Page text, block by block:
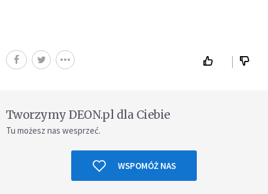
Tworzymy DEON.pl dla Ciebie
Tu możesz nas wesprzeć.
WSPOMÓŻ NAS